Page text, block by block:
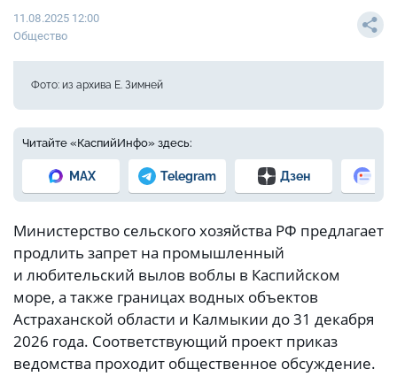
11.08.2025 12:00
Общество
Фото: из архива Е. Зимней
Читайте «КаспийИнфо» здесь:
MAX Telegram Дзен
Министерство сельского хозяйства РФ предлагает
продлить запрет на промышленный
и любительский вылов воблы в Каспийском
море, а также границах водных объектов
Астраханской области и Калмыкии до 31 декабря
2026 года. Соответствующий проект приказ
ведомства проходит общественное обсуждение.